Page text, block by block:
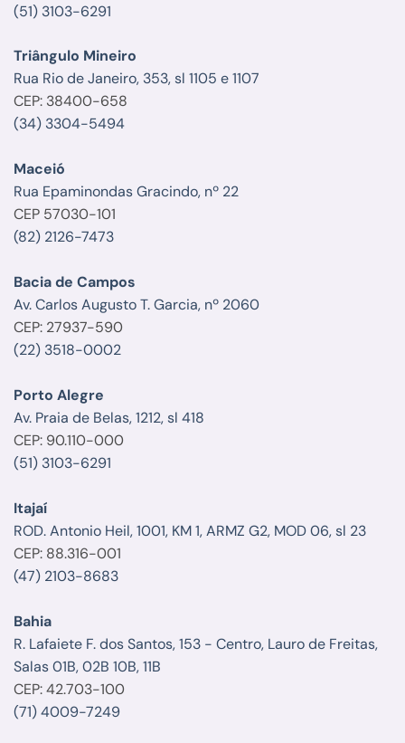
(51) 3103-6291
Triângulo Mineiro
Rua Rio de Janeiro, 353, sl 1105 e 1107
CEP: 38400-658
(34) 3304-5494
Maceió
Rua Epaminondas Gracindo, nº 22
CEP 57030-101
(82) 2126-7473
Bacia de Campos
Av. Carlos Augusto T. Garcia, nº 2060
CEP: 27937-590
(22) 3518-0002
Porto Alegre
Av. Praia de Belas, 1212, sl 418
CEP: 90.110-000
(51) 3103-6291
Itajaí
ROD. Antonio Heil, 1001, KM 1, ARMZ G2, MOD 06, sl 23
CEP: 88.316-001
(47) 2103-8683
Bahia
R. Lafaiete F. dos Santos, 153 - Centro, Lauro de Freitas,
Salas 01B, 02B 10B, 11B
CEP: 42.703-100
(71) 4009-7249